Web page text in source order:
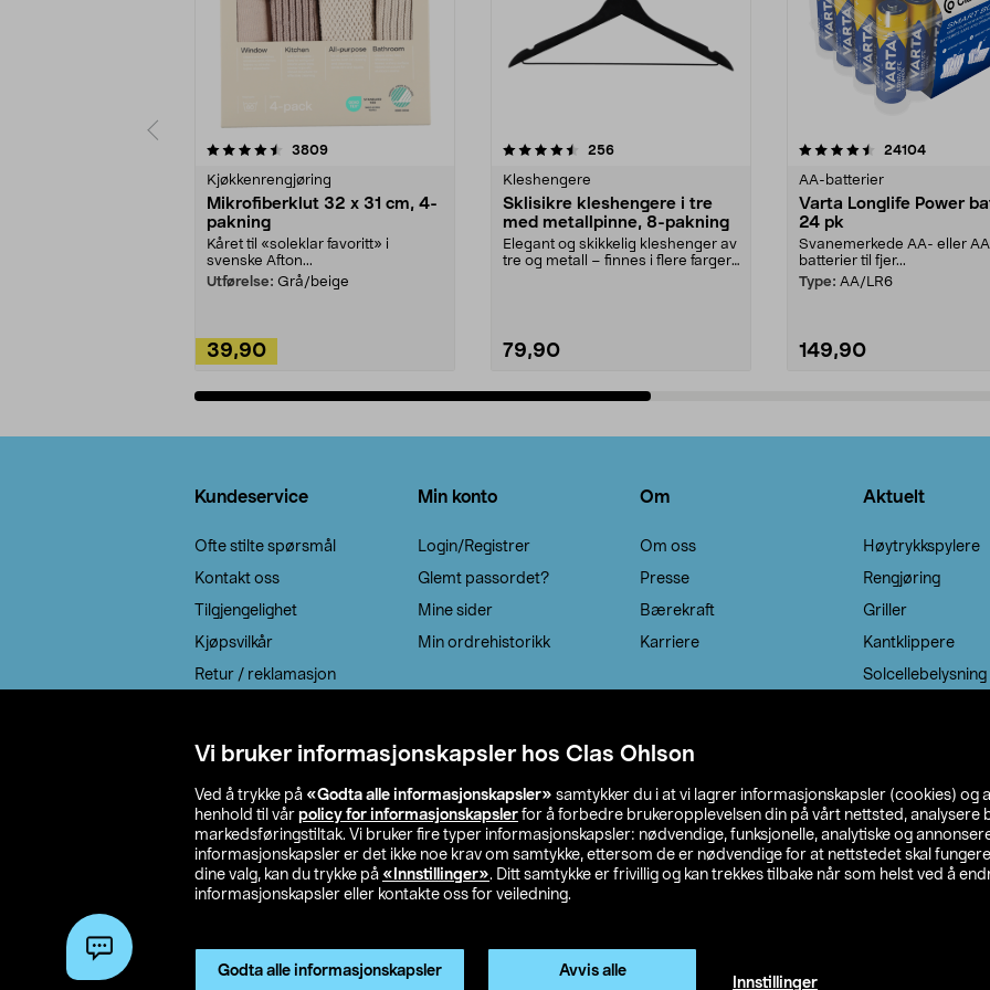
Vi bruker informasjonskapsler hos Clas Ohlson
Ved å trykke på «Godta alle informasjonskapsler» samtykker du i at vi lagrer informasjonskapsler (cookies) og
henhold til vår policy for informasjonskapsler for å forbedre brukeropplevelsen din på vårt nettsted, analysere
markedsføringstiltak. Vi bruker fire typer informasjonskapsler: nødvendige, funksjonelle, analytiske og
informasjonskapsler er det ikke noe krav om samtykke, ettersom de er nødvendige for at nettstedet skal
dine valg, kan du trykke på «Innstillinger». Ditt samtykke er frivillig og kan trekkes tilbake når som helst ved å
informasjonskapsler eller kontakte oss for veiledning.
Godta alle informasjonskapsler Avvis alle
Innstillinger
3809anmeldelser
Kjøkkenrengjøring
Mikrofiberklut 32 x 31 cm, 4-
pakning
Kåret til «soleklar favoritt» i
svenske Afton...
Utførelse: Grå/beige
39,90
4.5av 5 stjerner 256anmeldelser
Kleshengere
Sklisikre kleshengere i tre
med metallpinne, 8-pakning
Elegant og skikkelig kleshenger av
tre og metall – finnes i flere farger.
79,90
4.5av 5 stjerner 24104
AA-batterier
Varta Longlife Power
24 pk
Svanemerkede AA- eller
batterier til fjer...
Type: AA/LR6
149,90
4.5av 5 stjerner
Kundeservice
Ofte stilte spørsmål
Kontakt oss
Tilgjengelighet
Kjøpsvilkår
Retur / reklamasjon
Min konto
Login/Registrer
Glemt passordet?
Mine sider
Min ordrehistorikk
Om
Om oss
Presse
Bærekraft
Karriere
Aktuelt
Høytrykkspylere
Rengjøring
Griller
Kantklippere
Solcellebelysning